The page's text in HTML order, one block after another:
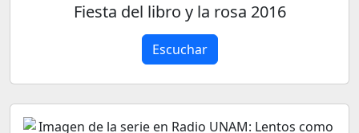
Fiesta del libro y la rosa 2016
Escuchar